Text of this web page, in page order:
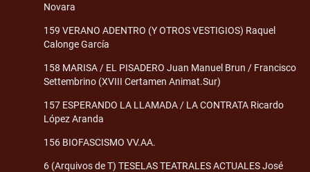
Novara
159 VERANO ADENTRO (Y OTROS VESTIGIOS) Raquel
Calonge García
158 MARISA / EL PISADERO Juan Manuel Brun / Francisco
Settembrino (XVIII Certamen Animat.Sur)
157 ESPERANDO LA LLAMADA / LA CONTRATA Ricardo
López Aranda
156 BIOFASCISMO VV.AA.
6 (Arquivos de T) TESELAS TEATRALES ACTUALES José